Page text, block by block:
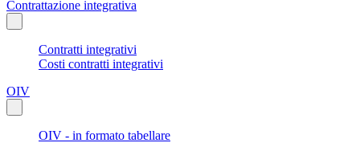
Contrattazione integrativa
Contratti integrativi
Costi contratti integrativi
OIV
OIV - in formato tabellare